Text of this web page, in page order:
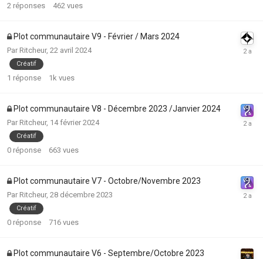
2 réponses 462 vues
Plot communautaire V9 - Février / Mars 2024
Par Ritcheur, 22 avril 2024
Créatif
1 réponse 1k vues
Plot communautaire V8 - Décembre 2023 /Janvier 2024
Par Ritcheur, 14 février 2024
Créatif
0 réponse 663 vues
Plot communautaire V7 - Octobre/Novembre 2023
Par Ritcheur, 28 décembre 2023
Créatif
0 réponse 716 vues
Plot communautaire V6 - Septembre/Octobre 2023